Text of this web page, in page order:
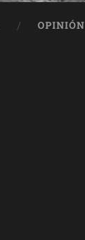
OPINIÓN